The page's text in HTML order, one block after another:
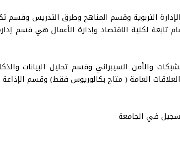
التربوية وقسم المناهج وطرق التدريس وقسم
لكلية الاقتصاد وإدارة الأعمال هي قسم
والأمن السيبراني وقسم تحليل البيانات
العامة ( متاح بكالوريوس فقط) وقسم
في الجامعة